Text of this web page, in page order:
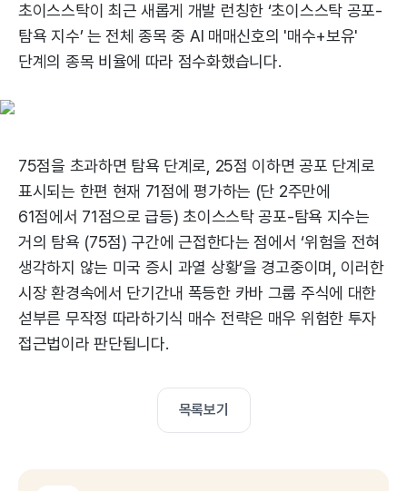
초이스스탁이 최근 새롭게 개발 런칭한 ‘초이스스탁 공포-
탐욕 지수’ 는 전체 종목 중 AI 매매신호의 '매수+보유'
단계의 종목 비율에 따라 점수화했습니다.
75점을 초과하면 탐욕 단계로, 25점 이하면 공포 단계로
표시되는 한편 현재 71점에 평가하는 (단 2주만에
61점에서 71점으로 급등) 초이스스탁 공포-탐욕 지수는
거의 탐욕 (75점) 구간에 근접한다는 점에서 ‘위험을 전혀
생각하지 않는 미국 증시 과열 상황’을 경고중이며, 이러한
시장 환경속에서 단기간내 폭등한 카바 그룹 주식에 대한
섣부른 무작정 따라하기식 매수 전략은 매우 위험한 투자
접근법이라 판단됩니다.
목록보기